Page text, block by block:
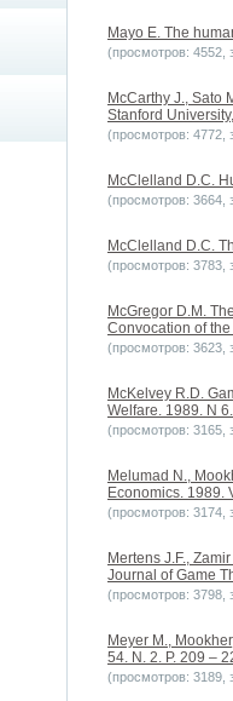
Mayo E. The
(просмотров: 4552,
McCarthy J., Sato
Stanford
(просмотров: 4772,
McClelland D.C.
(просмотров: 3664,
McClelland D.C.
(просмотров: 3783,
McGregor D.M.
Convocation of
(просмотров: 3623,
McKelvey R.D.
Welfare. 1989. N
(просмотров: 3165,
Melumad N.,
Economics. 1989.
(просмотров: 3174,
Mertens J.F.,
Journal of Game
(просмотров: 3798,
Meyer M.,
54. N. 2. P. 209 –
(просмотров: 3189,